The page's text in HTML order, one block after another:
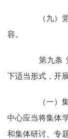
（九）党
容。
第九条 党
下适当形式，开
（一）集
中心应当将集体
和集体研讨、专